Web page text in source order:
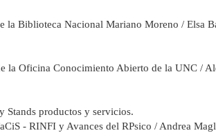
la Biblioteca Nacional Mariano Moreno / Elsa
la Oficina Conocimiento Abierto de la UNC /
Stands productos y servicios.
- RINFI y Avances del RPsico / Andrea